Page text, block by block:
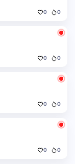
0 0
0 0
0 0
0 0